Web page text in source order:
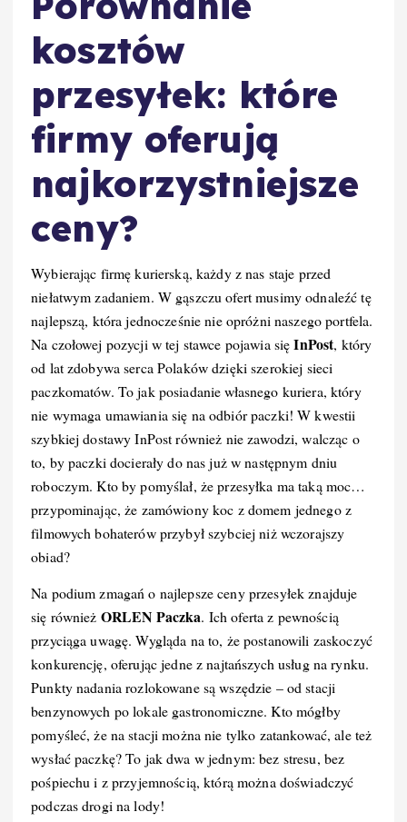
kosztów
przesyłek: które
firmy oferują
najkorzystniejsze
ceny?
Wybierając firmę kurierską, każdy z nas staje przed
niełatwym zadaniem. W gąszczu ofert musimy odnaleźć tę
najlepszą, która jednocześnie nie opróżni naszego portfela.
Na czołowej pozycji w tej stawce pojawia sięInPost, który
od lat zdobywa serca Polaków dzięki szerokiej sieci
paczkomatów. To jak posiadanie własnego kuriera, który
nie wymaga umawiania się na odbiór paczki! W kwestii
szybkiej dostawy InPost również nie zawodzi, walcząc o
to, by paczki docierały do nas już w następnym dniu
roboczym. Kto by pomyślał, że przesyłka ma taką moc…
przypominając, że zamówiony koc z domem jednego z
filmowych bohaterów przybył szybciej niż wczorajszy
obiad?
Na podium zmagań o najlepsze ceny przesyłek znajduje
się również ORLEN Paczka. Ich oferta z pewnością
przyciąga uwagę. Wygląda na to, że postanowili zaskoczyć
konkurencję, oferując jedne z najtańszych usług na rynku.
Punkty nadania rozlokowane są wszędzie – od stacji
benzynowych po lokale gastronomiczne. Kto mógłby
pomyśleć, że na stacji można nie tylko zatankować, ale też
wysłać paczkę? To jak dwa w jednym: bez stresu, bez
pośpiechu i z przyjemnością, którą można doświadczyć
podczas drogi na lody!